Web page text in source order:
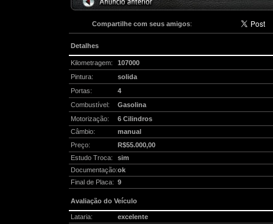
Compartilhe com seus amigos:
Detalhes
Kilometragem:
107000
Pintura:
solida
Portas:
4
Combustível:
Gasolina
Motorização:
6 Cilindros
Câmbio:
manual
Preço:
R$55.000,00
Estudo Troca:
sim
Documentação:ok
Final de Placa: 9
Avaliação do Veículo
Lataria:
excelente